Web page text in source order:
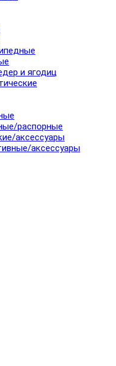
и ягодиц
распорные
аксессуары
аксессуары